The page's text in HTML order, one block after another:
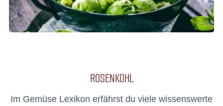
ROSENKOHL
Im Gemüse Lexikon erfährst du viele wissenswerte